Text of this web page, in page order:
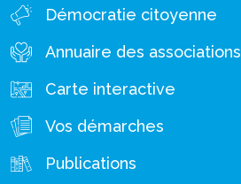
Démocratie citoyenne
Annuaire des associations
Carte interactive
Vos démarches
Publications